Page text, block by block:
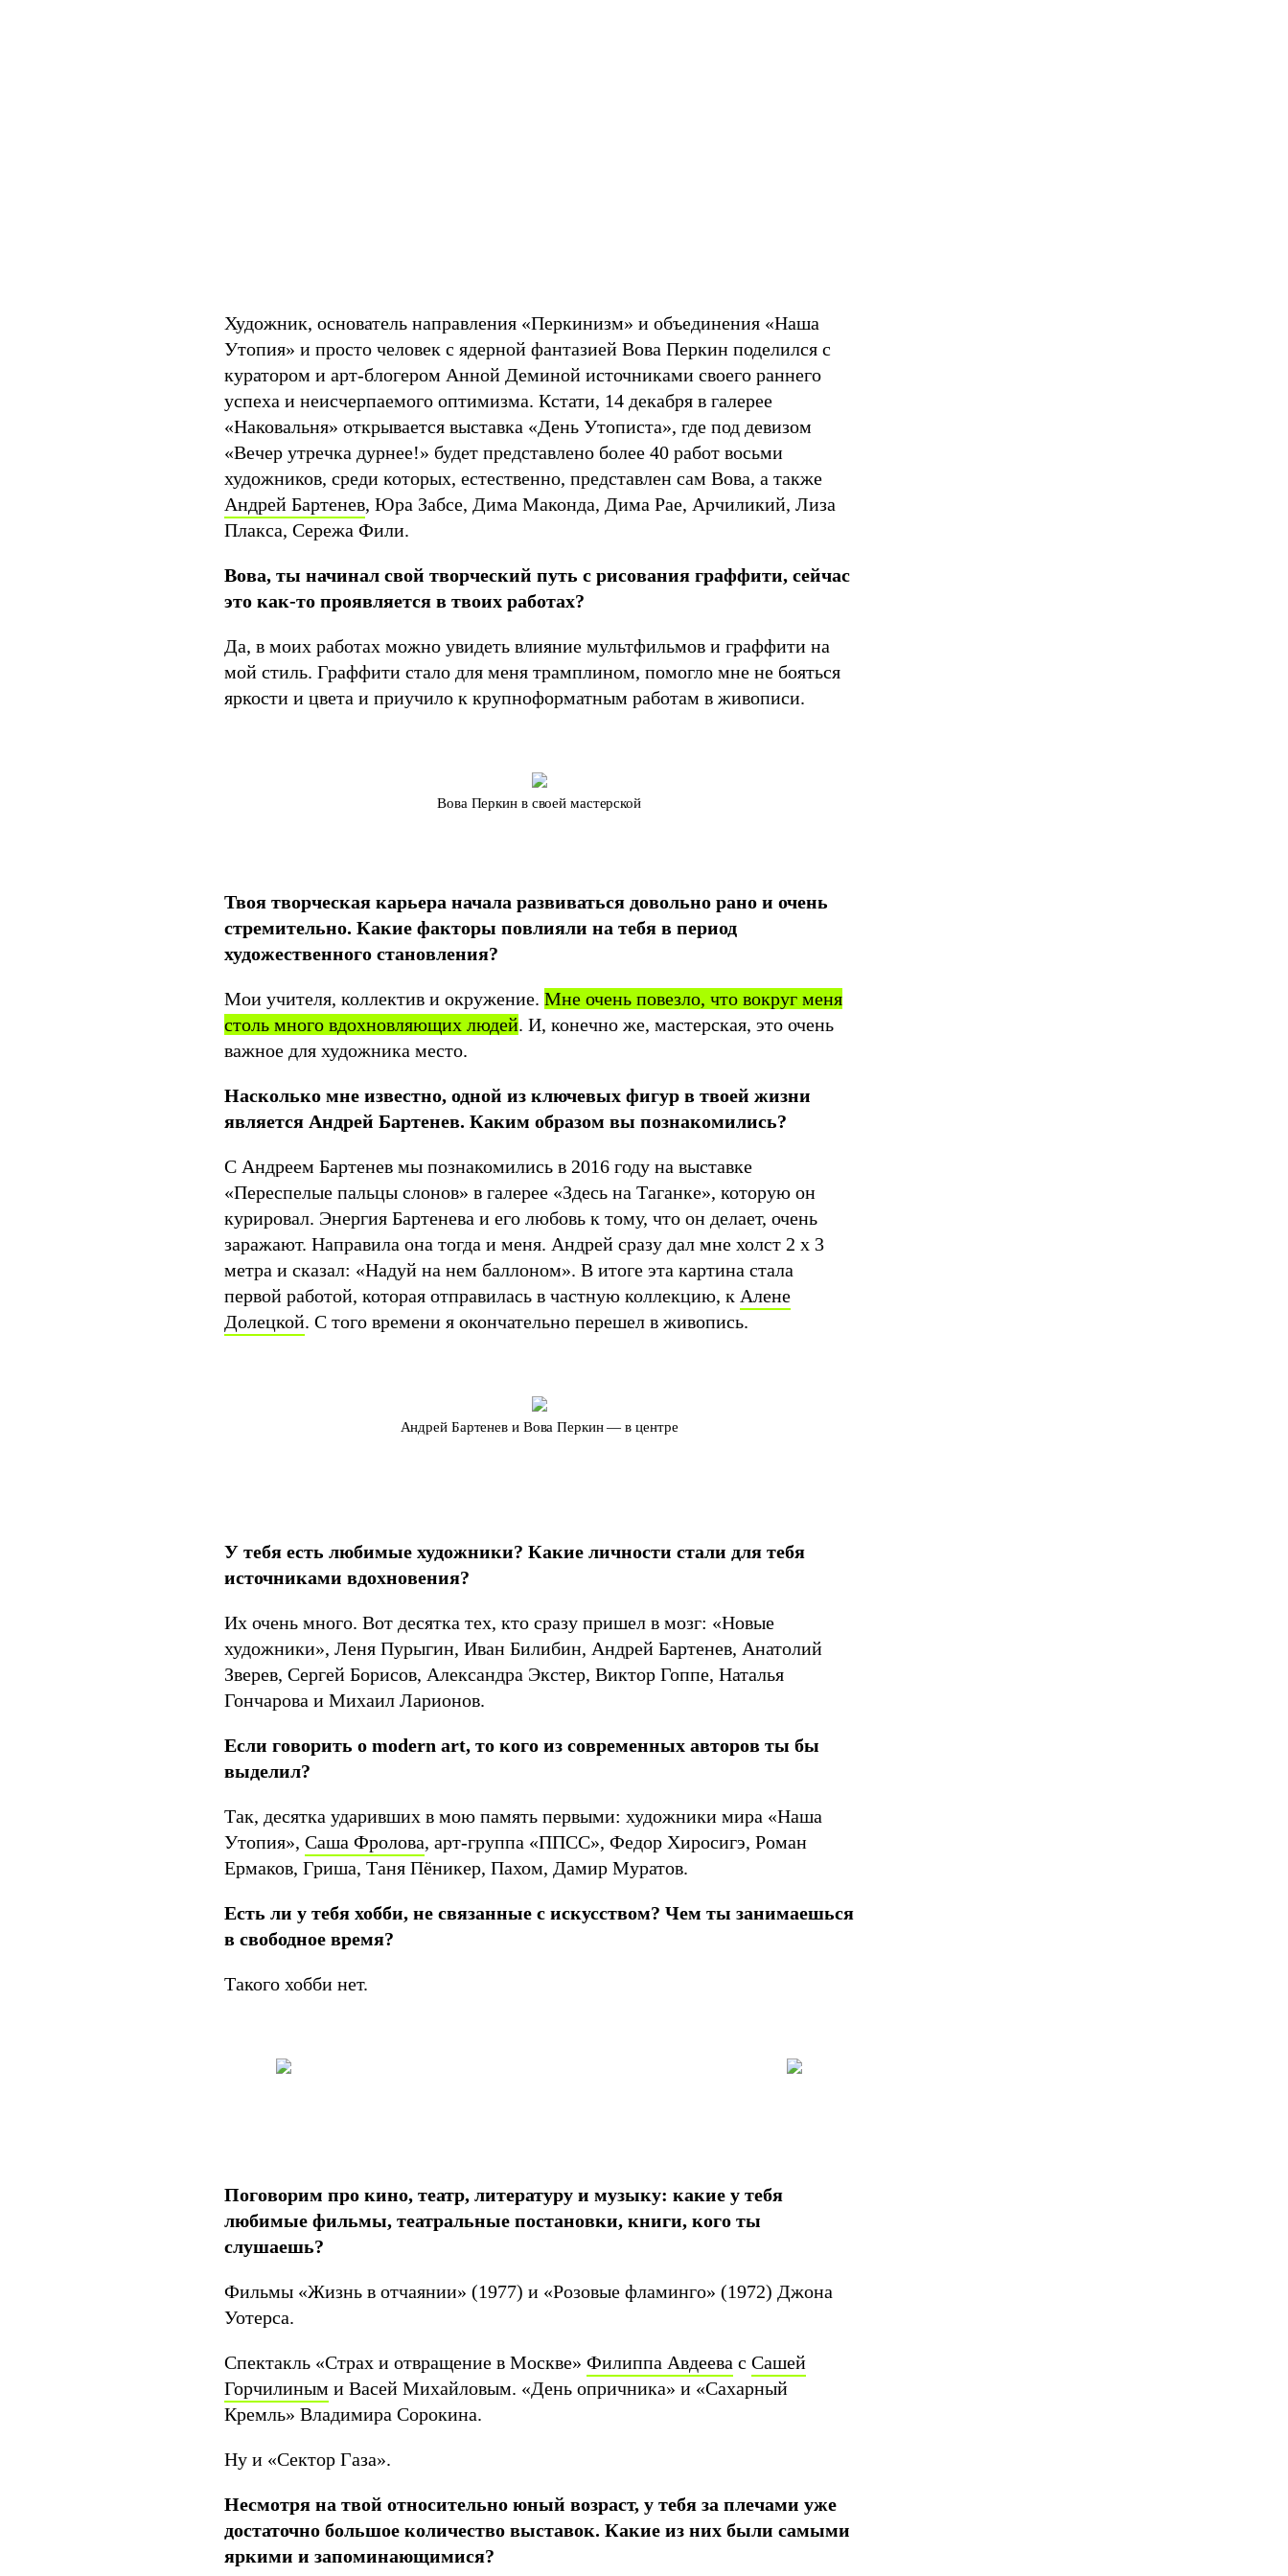
Художник, основатель направления «Перкинизм» и объединения «Наша
Утопия» и просто человек с ядерной фантазией Вова Перкин поделился с
куратором и арт-блогером Анной Деминой источниками своего раннего
успеха и неисчерпаемого оптимизма. Кстати, 14 декабря в галерее
«Наковальня» открывается выставка «День Утописта», где под девизом
«Вечер утречка дурнее!» будет представлено более 40 работ восьми
художников, среди которых, естественно, представлен сам Вова, а также
Андрей Бартенев, Юра Забсе, Дима Маконда, Дима Рае, Арчиликий, Лиза
Плакса, Сережа Фили.
Вова, ты начинал свой творческий путь с рисования граффити, сейчас
это как-то проявляется в твоих работах?
Да, в моих работах можно увидеть влияние мультфильмов и граффити на
мой стиль. Граффити стало для меня трамплином, помогло мне не бояться
яркости и цвета и приучило к крупноформатным работам в живописи.
Вова Перкин в своей мастерской
Твоя творческая карьера начала развиваться довольно рано и очень
стремительно. Какие факторы повлияли на тебя в период
художественного становления?
Мои учителя, коллектив и окружение. Мне очень повезло, что вокруг меня
столь много вдохновляющих людей. И, конечно же, мастерская, это очень
важное для художника место.
Насколько мне известно, одной из ключевых фигур в твоей жизни
является Андрей Бартенев. Каким образом вы познакомились?
С Андреем Бартенев мы познакомились в 2016 году на выставке
«Переспелые пальцы слонов» в галерее «Здесь на Таганке», которую он
курировал. Энергия Бартенева и его любовь к тому, что он делает, очень
заражают. Направила она тогда и меня. Андрей сразу дал мне холст 2 х 3
метра и сказал: «Надуй на нем баллоном». В итоге эта картина стала
первой работой, которая отправилась в частную коллекцию, к Алене
Долецкой. С того времени я окончательно перешел в живопись.
Андрей Бартенев и Вова Перкин — в центре
У тебя есть любимые художники? Какие личности стали для тебя
источниками вдохновения?
Их очень много. Вот десятка тех, кто сразу пришел в мозг: «Новые
художники», Леня Пурыгин, Иван Билибин, Андрей Бартенев, Анатолий
Зверев, Сергей Борисов, Александра Экстер, Виктор Гоппе, Наталья
Гончарова и Михаил Ларионов.
Если говорить о modern art, то кого из современных авторов ты бы
выделил?
Так, десятка ударивших в мою память первыми: художники мира «Наша
Утопия», Саша Фролова, арт-группа «ППСС», Федор Хиросигэ, Роман
Ермаков, Гриша, Таня Пёникер, Пахом, Дамир Муратов.
Есть ли у тебя хобби, не связанные с искусством? Чем ты занимаешься
в свободное время?
Такого хобби нет.
Поговорим про кино, театр, литературу и музыку: какие у тебя
любимые фильмы, театральные постановки, книги, кого ты
слушаешь?
Фильмы «Жизнь в отчаянии» (1977) и «Розовые фламинго» (1972) Джона
Уотерса.
Спектакль «Страх и отвращение в Москве» Филиппа Авдеева с Сашей
Горчилиным и Васей Михайловым. «День опричника» и «Сахарный
Кремль» Владимира Сорокина.
Ну и «Сектор Газа».
Несмотря на твой относительно юный возраст, у тебя за плечами уже
достаточно большое количество выставок. Какие из них были самыми
яркими и запоминающимися?